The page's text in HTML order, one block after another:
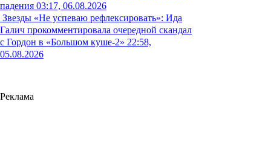
падения 03:17, 06.08.2026
Звезды «Не успеваю рефлексировать»: Ида
Галич прокомментировала очередной скандал
с Гордон в «Большом куше-2» 22:58,
05.08.2026
Реклама